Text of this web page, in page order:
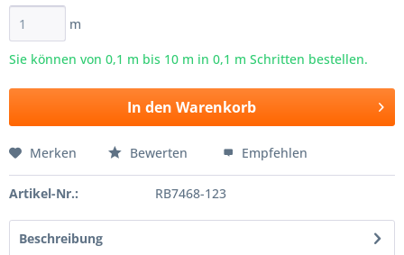
m
Sie können von 0,1 m bis 10 m in 0,1 m Schritten bestellen.
In den Warenkorb
Merken Bewerten Empfehlen
Artikel-Nr.: RB7468-123
Beschreibung